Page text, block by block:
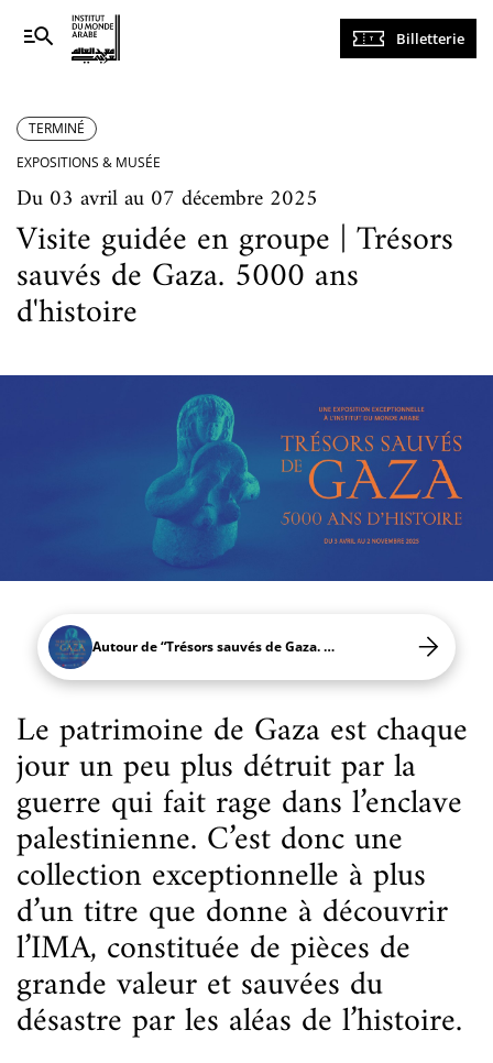
Navigation
principale
Billetterie
TERMINÉ
EXPOSITIONS & MUSÉE
Du 03 avril au 07 décembre 2025
Visite guidée en groupe | Trésors
sauvés de Gaza. 5000 ans
d'histoire
Autour de “Trésors sauvés de Gaza. 5000 ans d'histoire”
Le patrimoine de Gaza est chaque
jour un peu plus détruit par la
guerre qui fait rage dans l’enclave
palestinienne. C’est donc une
collection exceptionnelle à plus
d’un titre que donne à découvrir
l’IMA, constituée de pièces de
grande valeur et sauvées du
désastre par les aléas de l’histoire.